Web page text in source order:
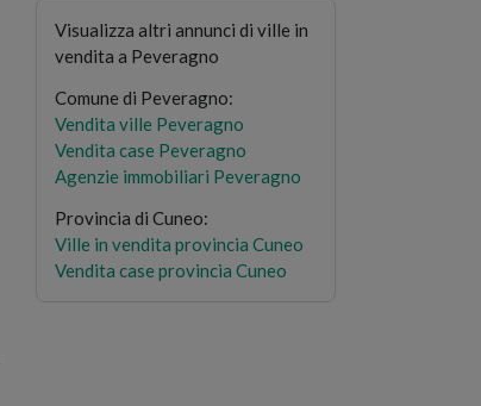
Visualizza altri annunci di ville in
vendita a Peveragno
Comune di Peveragno:
Vendita ville Peveragno
Vendita case Peveragno
Agenzie immobiliari Peveragno
Provincia di Cuneo:
Ville in vendita provincia Cuneo
Vendita case provincia Cuneo